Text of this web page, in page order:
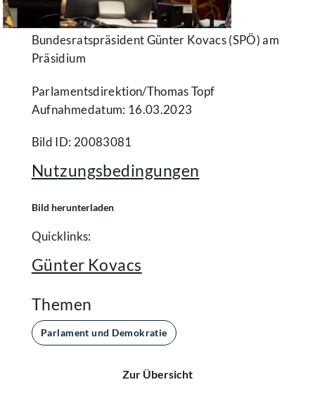
Bundesratspräsident Günter Kovacs (SPÖ) am
Präsidium
Parlamentsdirektion/​Thomas Topf
Aufnahmedatum: 16.03.2023
Bild ID: 20083081
Nutzungsbedingungen
Bild herunterladen
Quicklinks:
Günter Kovacs
Themen
Parlament und Demokratie
Zur Übersicht